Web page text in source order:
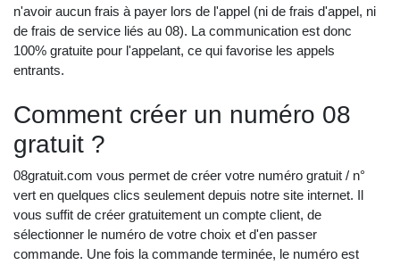
n'avoir aucun frais à payer lors de l'appel (ni de frais d'appel, ni
de frais de service liés au 08). La communication est donc
100% gratuite pour l'appelant, ce qui favorise les appels
entrants.
Comment créer un numéro 08
gratuit ?
08gratuit.com vous permet de créer votre numéro gratuit / n°
vert en quelques clics seulement depuis notre site internet. Il
vous suffit de créer gratuitement un compte client, de
sélectionner le numéro de votre choix et d'en passer
commande. Une fois la commande terminée, le numéro est